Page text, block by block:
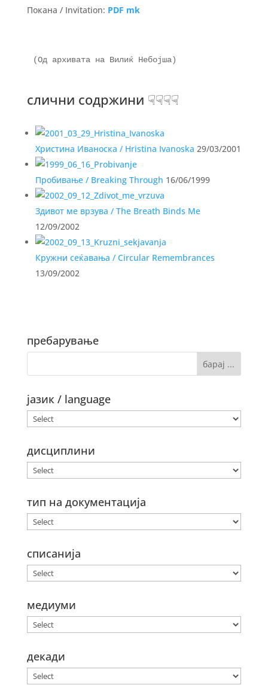
Покана / Invitation: PDF mk
(Од архивата на Вилиќ Небојша)
слични содржини ☟☟☟☟
Христина Иваноска / Hristina Ivanoska 29/03/2001
Пробивање / Breaking Through 16/06/1999
Здивот ме врзува / The Breath Binds Me
12/09/2002
Кружни сеќавања / Circular Remembrances
13/09/2002
пребарување
јазик / language
дисциплини
тип на документација
списанија
медиуми
декади